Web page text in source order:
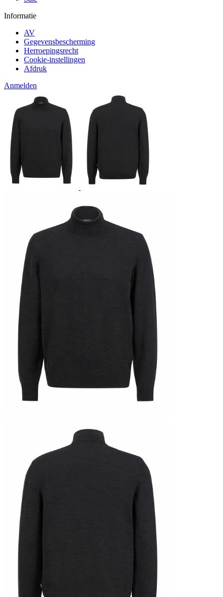
Informatie
AV
Gegevensbescherming
Herroepingsrecht
Cookie-instellingen
Afdruk
Anmelden